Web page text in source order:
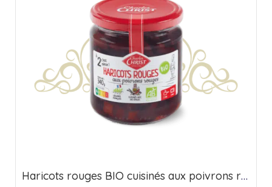
Haricots rouges BIO cuisinés aux poivrons rouges – Origine France (37cl)